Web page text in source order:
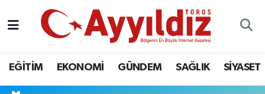
EĞİTİM EKONOMİ GÜNDEM SAĞLIK SİYASET